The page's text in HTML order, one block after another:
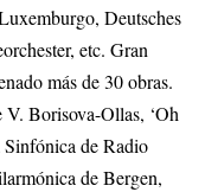
Deutsches
etc. Gran
más de 30 obras.
Borisova-Ollas, ‘Oh
Sinfónica de Radio
de Bergen,